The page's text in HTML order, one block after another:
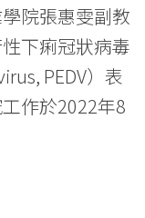
院張惠雯副教
下痢冠狀病毒
PEDV）表
作於2022年8